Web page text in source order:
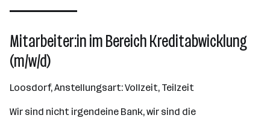
501+ Mitarbeiter*innen
Mitarbeiter:in im Bereich Kreditabwicklung
(m/w/d)
Loosdorf, Anstellungsart: Vollzeit, Teilzeit
Wir sind nicht irgendeine Bank, wir sind die